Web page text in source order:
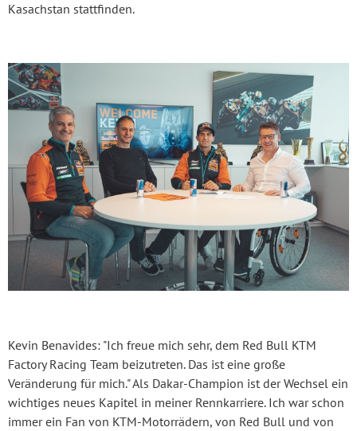
Kasachstan stattfinden.
Kevin Benavides: "Ich freue mich sehr, dem Red Bull KTM
Factory Racing Team beizutreten. Das ist eine große
Veränderung für mich." Als Dakar-Champion ist der Wechsel ein
wichtiges neues Kapitel in meiner Rennkarriere. Ich war schon
immer ein Fan von KTM-Motorrädern, von Red Bull und von